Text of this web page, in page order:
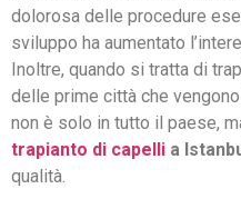
dolorosa delle procedure
sviluppo ha aumentato
Inoltre, quando si tratta di
delle prime città che
non è solo in tutto il paese,
trapianto di capelli a
qualità.